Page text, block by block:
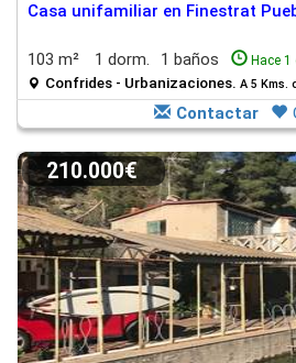
Casa unifamiliar en Finestrat
103 m² 1 dorm. 1 baños Hace 1
Confrides - Urbanizaciones. A 5 Kms.
Contactar
210.000€